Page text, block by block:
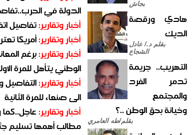
بجاش
هادي ورقصة
الديك
بقلم د./ عادل
الشجاع
التهريب.. جريمة
تدمر الفرد
والمجتمع
وخيانة بحق الوطن ..؟
بقلم/طه العامري
الدولة في
أخبار وتقارير:تفاصيل
أخبار وتقارير:أمريكا
أخبار وتقارير:برغم
الوطني يتأهل للمرة
أخبار وتقارير:التفاصيل
الى صنعاء للمرة الثانية
أخبار وتقارير:
مطالب أهمها تسليم